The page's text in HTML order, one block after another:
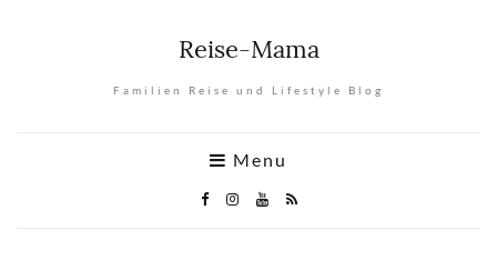
Reise-Mama
Familien Reise und Lifestyle Blog
Menu